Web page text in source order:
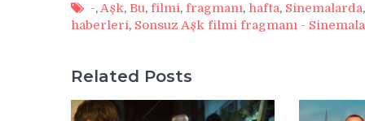
-,Aşk, Bu, filmi, fragmanı, hafta, Sinemalarda,
haberleri, Sonsuz Aşk filmi fragmanı -
Related Posts